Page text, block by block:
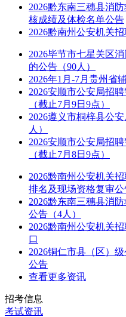
2026黔东南三穗县消
核成绩及体检名单公告
2026黔南州公安机关
2026毕节市七星关区
的公告（90人）
2026年1月-7月贵州省
2026安顺市公安局招
（截止7月9日9点）
2026遵义市桐梓县公
人）
2026安顺市公安局招
（截止7月8日9点）
2026黔南州公安机关
排名及现场资格复审公
2026黔东南三穗县消
公告（4人）
2026黔南州公安机关
口
2026铜仁市县（区）
公告
查看更多资讯
招考信息
考试资讯